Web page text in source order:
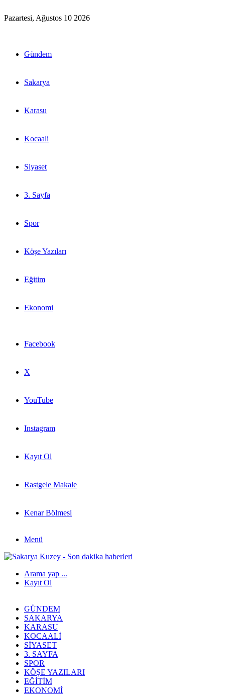
Pazartesi, Ağustos 10 2026
Gündem
Sakarya
Karasu
Kocaali
Siyaset
3. Sayfa
Spor
Köşe Yazıları
Eğitim
Ekonomi
Facebook
X
YouTube
Instagram
Kayıt Ol
Rastgele Makale
Kenar Bölmesi
Menü
Arama yap ...
Kayıt Ol
GÜNDEM
SAKARYA
KARASU
KOCAALI
SIYASET
3. SAYFA
SPOR
KÖŞE YAZILARI
EĞITIM
EKONOMI